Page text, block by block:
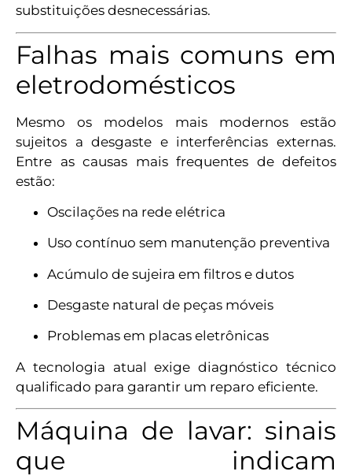
substituições desnecessárias.
Falhas mais comuns em
eletrodomésticos
Mesmo os modelos mais modernos estão
sujeitos a desgaste e interferências externas.
Entre as causas mais frequentes de defeitos
estão:
Oscilações na rede elétrica
Uso contínuo sem manutenção preventiva
Acúmulo de sujeira em filtros e dutos
Desgaste natural de peças móveis
Problemas em placas eletrônicas
A tecnologia atual exige diagnóstico técnico
qualificado para garantir um reparo eficiente.
Máquina de lavar: sinais
que indicam